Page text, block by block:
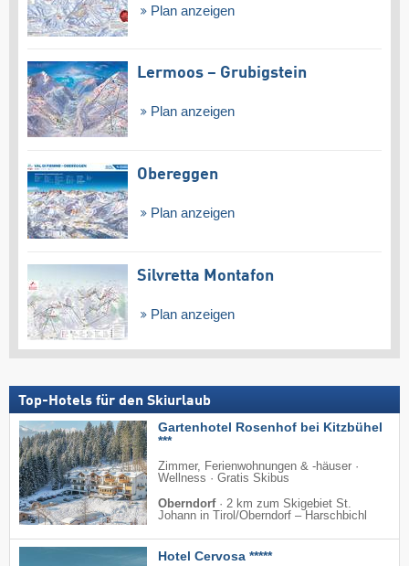
Plan anzeigen
Lermoos – Grubigstein
Plan anzeigen
Obereggen
Plan anzeigen
Silvretta Montafon
Plan anzeigen
Top-Hotels für den Skiurlaub
Gartenhotel Rosenhof bei Kitzbühel
***
Zimmer, Ferienwohnungen & -häuser ·
Wellness · Gratis Skibus
Oberndorf · 2 km zum Skigebiet St.
Johann in Tirol/​Oberndorf – Harschbichl
Hotel Cervosa *****